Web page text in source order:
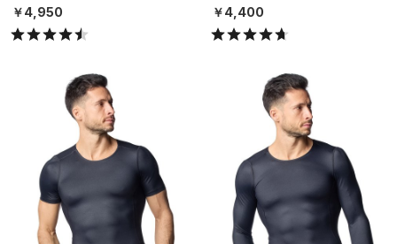
N）
￥4,950
N）
￥4,400